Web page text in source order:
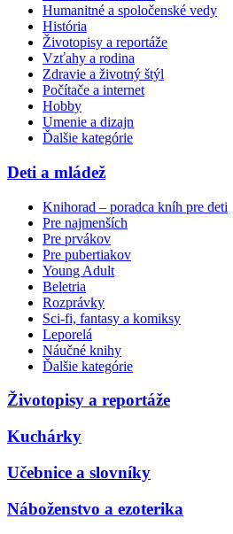
Humanitné a spoločenské vedy
História
Životopisy a reportáže
Vzťahy a rodina
Zdravie a životný štýl
Počítače a internet
Hobby
Umenie a dizajn
Ďalšie kategórie
Deti a mládež
Knihorad – poradca kníh pre deti
Pre najmenších
Pre prvákov
Pre pubertiakov
Young Adult
Beletria
Rozprávky
Sci-fi, fantasy a komiksy
Leporelá
Náučné knihy
Ďalšie kategórie
Životopisy a reportáže
Kuchárky
Učebnice a slovníky
Náboženstvo a ezoterika